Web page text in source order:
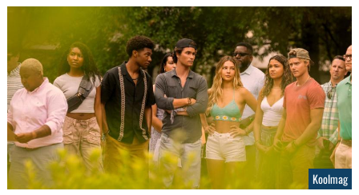
Koolmag